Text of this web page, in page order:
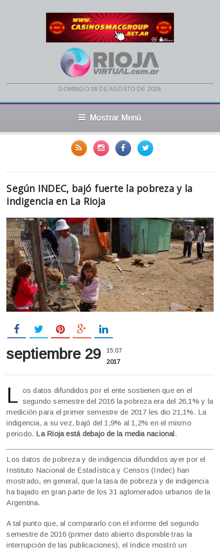
domingo 09 de agosto de 2026
Mostrar Menú
Según INDEC, bajó fuerte la pobreza y la
indigencia en La Rioja
septiembre 29 15:07
2017
L os datos difundidos por el ente sostienen que en el
segundo semestre del 2016 la pobreza era del 26,1% y la
medición para el primer semestre de 2017 les dio 21,1%. La
indigencia, a su vez, bajó del 1,9% al 1,2% en el mismo
periodo. La Rioja está debajo de la media nacional.
Los datos de pobreza y de indigencia difundidos ayer por el
Instituto Nacional de Estadística y Censos (Indec) han
mostrado, en general, que la tasa de pobreza y de indigencia
ha bajado en gran parte de los 31 aglomerados urbanos de la
Argentina.
A tal punto que, al compararlo con el informe del segundo
semestre de 2016 (primer dato abierto disponible tras la
interrupción de las publicaciones), el índice mostró un